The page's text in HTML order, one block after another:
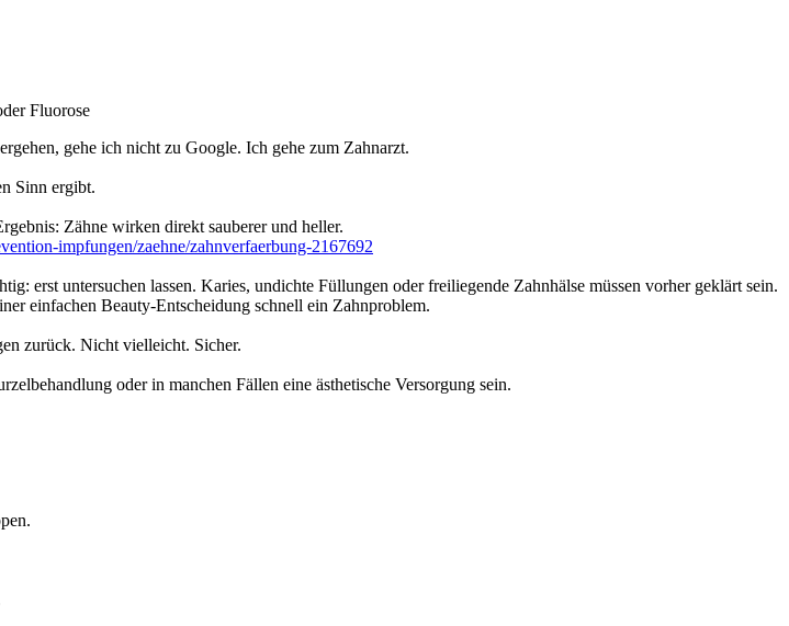
Fluorose
gehe ich nicht zu Google. Ich gehe zum Zahnarzt.
Sinn ergibt.
Zähne wirken direkt sauberer und heller.
impfungen/zaehne/zahnverfaerbung-2167692
erst untersuchen lassen. Karies, undichte Füllungen oder freiliegende Zahnhälse müssen vorher geklärt sein.
einfachen Beauty-Entscheidung schnell ein Zahnproblem.
zurück. Nicht vielleicht. Sicher.
oder in manchen Fällen eine ästhetische Versorgung sein.